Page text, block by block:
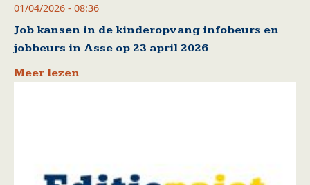
01/04/2026 - 08:36
Job kansen in de kinderopvang infobeurs en
jobbeurs in Asse op 23 april 2026
Meer lezen